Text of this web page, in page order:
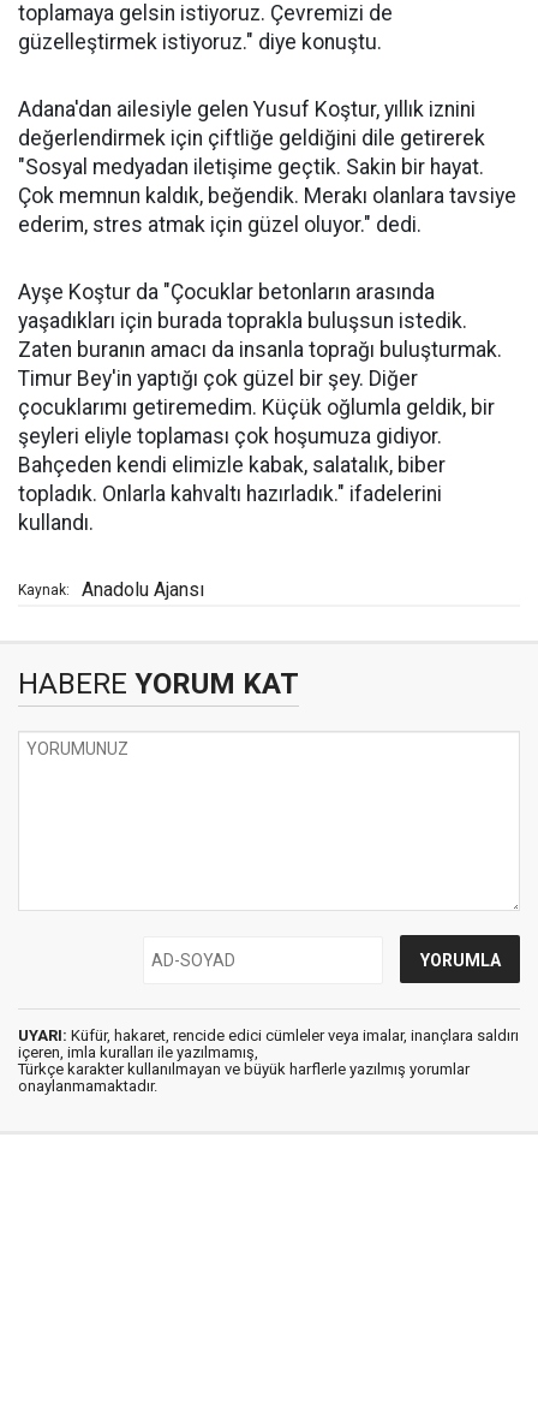
toplamaya gelsin istiyoruz. Çevremizi de
güzelleştirmek istiyoruz." diye konuştu.
Adana'dan ailesiyle gelen Yusuf Koştur, yıllık iznini
değerlendirmek için çiftliğe geldiğini dile getirerek
"Sosyal medyadan iletişime geçtik. Sakin bir hayat.
Çok memnun kaldık, beğendik. Merakı olanlara tavsiye
ederim, stres atmak için güzel oluyor." dedi.
Ayşe Koştur da "Çocuklar betonların arasında
yaşadıkları için burada toprakla buluşsun istedik.
Zaten buranın amacı da insanla toprağı buluşturmak.
Timur Bey'in yaptığı çok güzel bir şey. Diğer
çocuklarımı getiremedim. Küçük oğlumla geldik, bir
şeyleri eliyle toplaması çok hoşumuza gidiyor.
Bahçeden kendi elimizle kabak, salatalık, biber
topladık. Onlarla kahvaltı hazırladık." ifadelerini
kullandı.
Kaynak: Anadolu Ajansı
HABERE YORUM KAT
UYARI: Küfür, hakaret, rencide edici cümleler veya imalar, inançlara saldırı
içeren, imla kuralları ile yazılmamış,
Türkçe karakter kullanılmayan ve büyük harflerle yazılmış yorumlar
onaylanmamaktadır.